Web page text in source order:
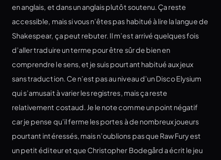
en anglais, et dans un anglais plutôt soutenu. Ça reste
accessible, mais si vous n’êtes pas habitué à lire la langue de
Shakespear, ça peut rebuter. Il m’est arrivé quelques fois
d’aller traduire un terme pour être sûr de bien en
comprendre le sens, et je suis pourtant habitué aux jeux
sans traduction. Ce n’est pas au niveau d’un Disco Elysium
qui s’amusait à varier les registres, mais ça reste
relativement costaud. Je le note comme un point négatif
car je pense qu’il ferme les portes à de nombreux joueurs
pourtant intéressés, mais n’oublions pas que Raw Fury est
un petit éditeur et que Christopher Bodegård a écrit le jeu